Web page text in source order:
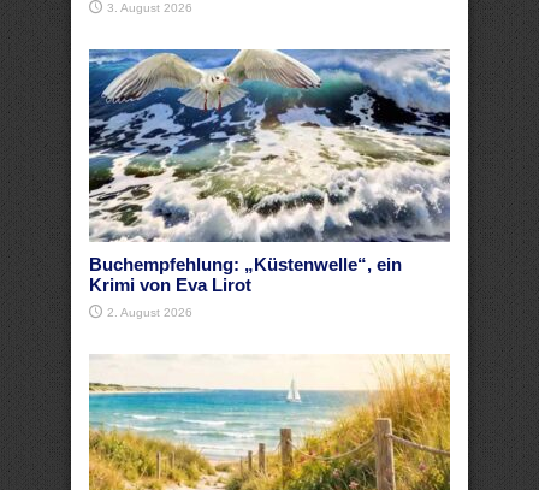
3. August 2026
Buchempfehlung: „Küstenwelle“, ein
Krimi von Eva Lirot
2. August 2026